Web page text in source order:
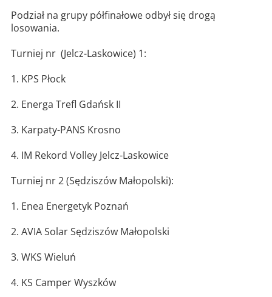
Podział na grupy półfinałowe odbył się drogą
losowania.
Turniej nr (Jelcz-Laskowice) 1:
1. KPS Płock
2. Energa Trefl Gdańsk II
3. Karpaty-PANS Krosno
4. IM Rekord Volley Jelcz-Laskowice
Turniej nr 2 (Sędziszów Małopolski):
1. Enea Energetyk Poznań
2. AVIA Solar Sędziszów Małopolski
3. WKS Wieluń
4. KS Camper Wyszków